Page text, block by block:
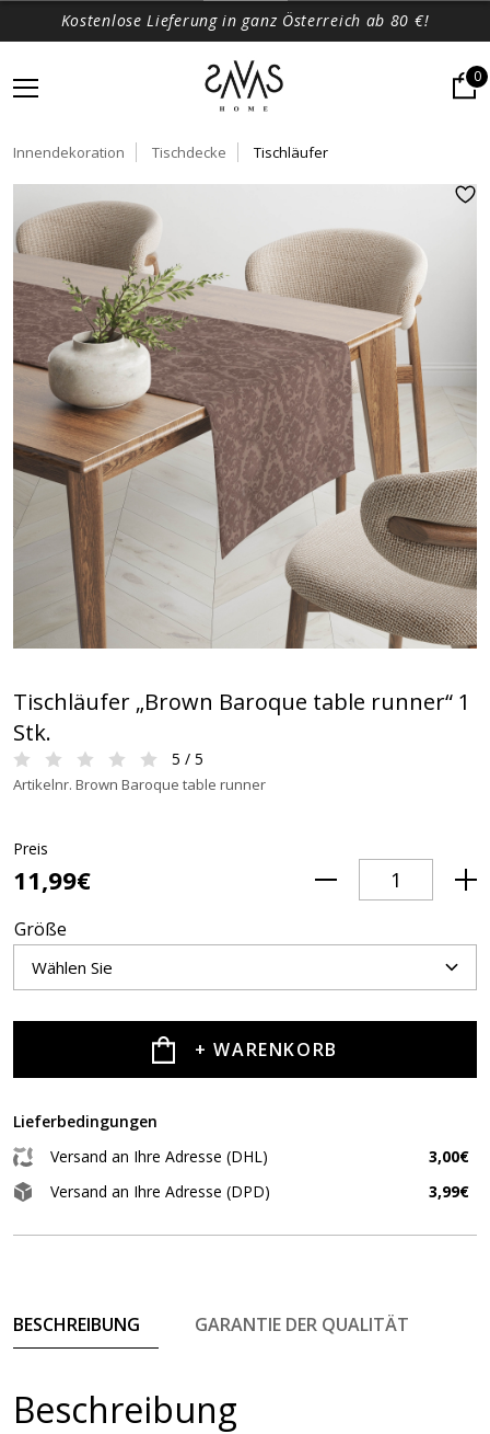
Kostenlose Lieferung in ganz Österreich ab 80 €!
0
Innendekoration Tischdecke Tischläufer
Tischläufer „Brown Baroque table runner“ 1
Stk.
5 / 5
Artikelnr. Brown Baroque table runner
Preis
11,99€
Größe
+ WARENKORB
Lieferbedingungen
Versand an Ihre Adresse (DHL)
3,00€
Versand an Ihre Adresse (DPD)
3,99€
BESCHREIBUNG GARANTIE DER QUALITÄT
Beschreibung